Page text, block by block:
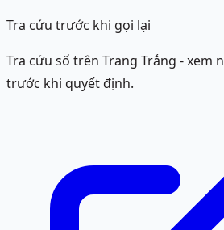
Tra cứu trước khi gọi lại
Tra cứu số trên Trang Trắng - xem
trước khi quyết định.